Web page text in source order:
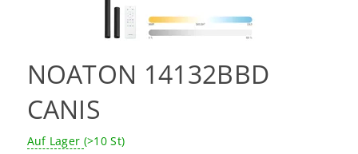
NOATON 14132BBD
CANIS
Auf Lager (>10 St)